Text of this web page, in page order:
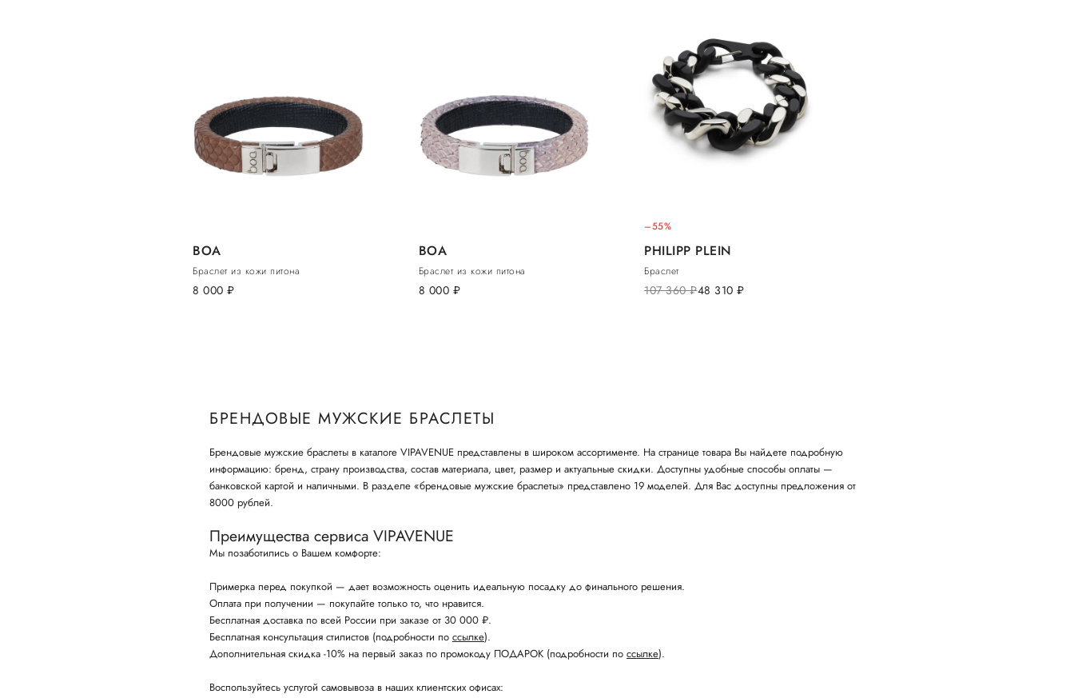
BOA
Браслет из кожи питона
8 000 руб.
BOA
Браслет из кожи питона
8 000 руб.
–55%
PHILIPP PLEIN
Браслет
107 360руб.48 310 руб.
БРЕНДОВЫЕ МУЖСКИЕ БРАСЛЕТЫ
Брендовые мужские браслеты в каталоге VIPAVENUE представлены в широком ассортименте. На странице товара Вы найдете подробную
информацию: бренд, страну производства, состав материала, цвет, размер и актуальные скидки. Доступны удобные способы оплаты —
банковской картой и наличными. В разделе «брендовые мужские браслеты» представлено 19 моделей. Для Вас доступны предложения от
8000 рублей.
Преимущества сервиса VIPAVENUE
Мы позаботились о Вашем комфорте:
Примерка перед покупкой — дает возможность оценить идеальную посадку до финального решения.
Оплата при получении — покупайте только то, что нравится.
Бесплатная доставка по всей России при заказе от 30 000 ₽.
Бесплатная консультация стилистов (подробности по ссылке).
Дополнительная скидка -10% на первый заказ по промокоду ПОДАРОК (подробности по ссылке).
Воспользуйтесь услугой самовывоза в наших клиентских офисах: